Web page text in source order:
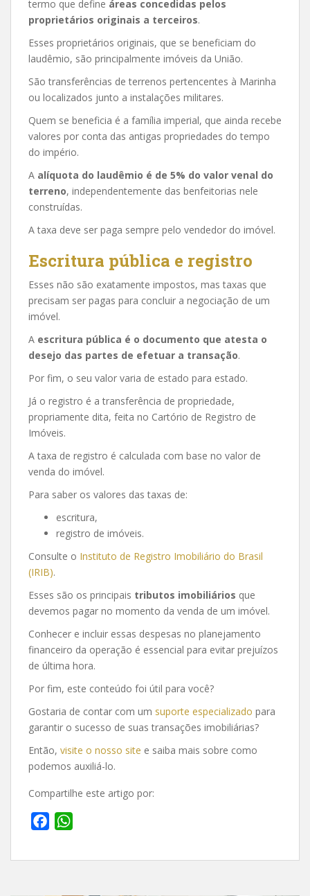
termo que define áreas concedidas pelos
proprietários originais a terceiros.
Esses proprietários originais, que se beneficiam do
laudêmio, são principalmente imóveis da União.
São transferências de terrenos pertencentes à Marinha
ou localizados junto a instalações militares.
Quem se beneficia é a família imperial, que ainda recebe
valores por conta das antigas propriedades do tempo
do império.
A alíquota do laudêmio é de 5% do valor venal do
terreno, independentemente das benfeitorias nele
construídas.
A taxa deve ser paga sempre pelo vendedor do imóvel.
Escritura pública e registro
Esses não são exatamente impostos, mas taxas que
precisam ser pagas para concluir a negociação de um
imóvel.
A escritura pública é o documento que atesta o
desejo das partes de efetuar a transação.
Por fim, o seu valor varia de estado para estado.
Já o registro é a transferência de propriedade,
propriamente dita, feita no Cartório de Registro de
Imóveis.
A taxa de registro é calculada com base no valor de
venda do imóvel.
Para saber os valores das taxas de:
escritura,
registro de imóveis.
Consulte o Instituto de Registro Imobiliário do Brasil
(IRIB).
Esses são os principais tributos imobiliários que
devemos pagar no momento da venda de um imóvel.
Conhecer e incluir essas despesas no planejamento
financeiro da operação é essencial para evitar prejuízos
de última hora.
Por fim, este conteúdo foi útil para você?
Gostaria de contar com um suporte especializado para
garantir o sucesso de suas transações imobiliárias?
Então, visite o nosso site e saiba mais sobre como
podemos auxiliá-lo.
Compartilhe este artigo por:
c
b
a
s